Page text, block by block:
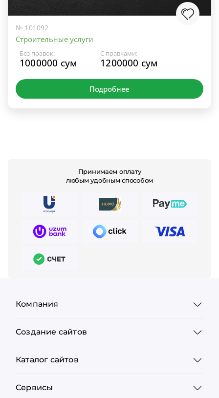
№ 101092
Строительные услуги
Без правок:
1000000 сум
С правками:
1200000 сум
Подробнее
Принимаем оплату
любым удобным способом
Компания
Создание сайтов
Каталог сайтов
Сервисы